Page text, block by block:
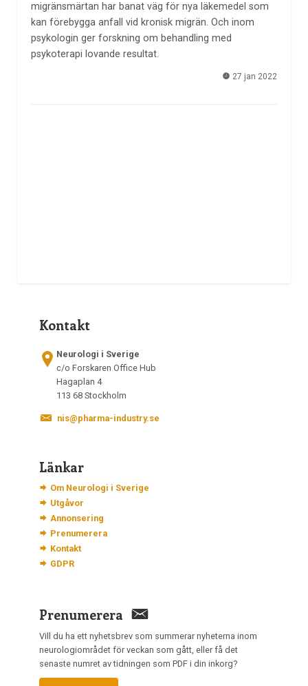
migränsmärtan har banat väg för nya läkemedel som
kan förebygga anfall vid kronisk migrän. Och inom
psykologin ger forskning om behandling med
psykoterapi lovande resultat.
27 jan 2022
Kontakt
Neurologi i Sverige
c/o Forskaren Office Hub
Hagaplan 4
113 68 Stockholm
nis@pharma-industry.se
Länkar
Om Neurologi i Sverige
Utgåvor
Annonsering
Prenumerera
Kontakt
GDPR
Prenumerera
Vill du ha ett nyhetsbrev som summerar nyheterna inom
neurologiområdet för veckan som gått, eller få det
senaste numret av tidningen som PDF i din inkorg?